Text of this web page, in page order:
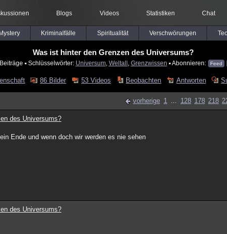
Blogs Videos Statistiken Chat
Mystery Kriminalfälle Spiritualität Verschwörungen
Was ist hinter den Grenzen des Universums?
▪ Schlüsselwörter: Universum, Weltall Grenzwissen ▪ Abonnieren: Feed
86 Bilder 53 Videos Beobachten Antworten
vorherige 1 ... 128 178 218
des Universums?
Ende und wenn doch wir werden es nie sehen
des Universums?